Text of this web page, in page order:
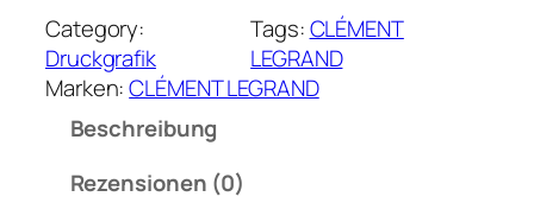
É
M
E
N
Category:
Druckgrafik
Tags:CLÉMENT
LEGRAND
Marken:CLÉMENT LEGRAND
Beschreibung
Rezensionen (0)